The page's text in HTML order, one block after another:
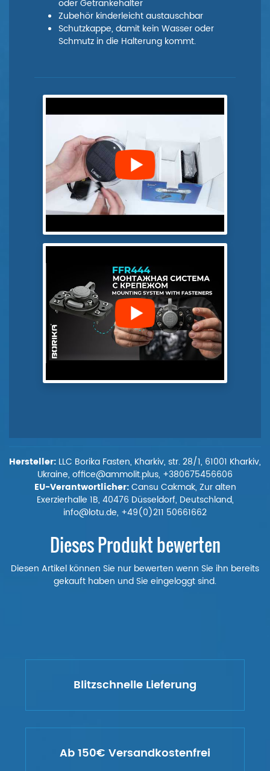
oder Getränkehalter
Zubehör kinderleicht austauschbar
Schutzkappe, damit kein Wasser oder
Schmutz in die Halterung kommt.
Hersteller: LLC Borika Fasten, Kharkiv, str. 28/1, 61001 Kharkiv,
Ukraine, office@ammolit.plus, +380675456606
EU-Verantwortlicher:Cansu Cakmak, Zur alten
Exerzierhalle 1B, 40476 Düsseldorf, Deutschland,
info@lotu.de, +49(0)211 50661662
Dieses Produkt bewerten
Diesen Artikel können Sie nur bewerten wenn Sie ihn bereits
gekauft haben und Sie eingeloggt sind.
Blitzschnelle Lieferung
Ab 150€ Versandkostenfrei